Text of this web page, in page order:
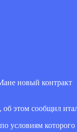
этом сообщил
которого